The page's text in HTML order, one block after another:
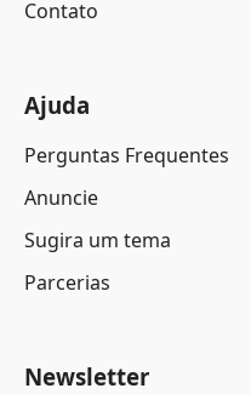
Contato
Ajuda
Perguntas Frequentes
Anuncie
Sugira um tema
Parcerias
Newsletter